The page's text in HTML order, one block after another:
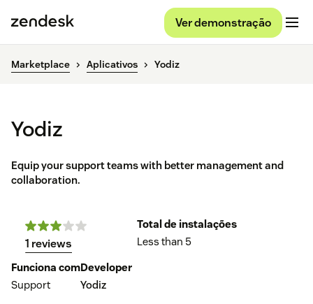
Ver demonstração
Marketplace Aplicativos Yodiz
Yodiz
Equip your support teams with better management and
collaboration.
1 reviews
Total de instalações
Less than 5
Funciona com
Support
Developer
Yodiz